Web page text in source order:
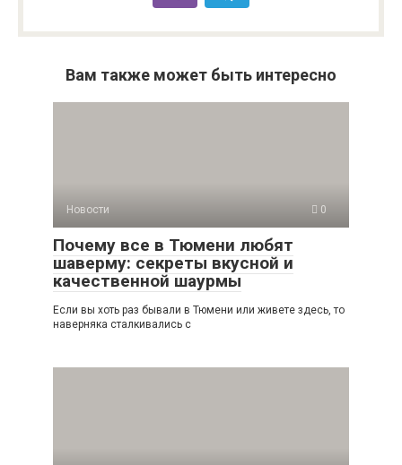
Вам также может быть интересно
Новости 0
Почему все в Тюмени любят
шаверму: секреты вкусной и
качественной шаурмы
Если вы хоть раз бывали в Тюмени или живете здесь, то
наверняка сталкивались с